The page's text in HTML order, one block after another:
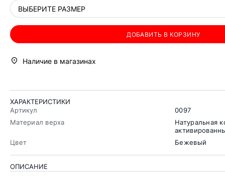
ВЫБЕРИТЕ РАЗМЕР
ДОБАВИТЬ В КОРЗИНУ
Наличие в магазинах
ХАРАКТЕРИСТИКИ
Артикул
0097
Материал верха
Натуральная
Цвет
Бежевый
ОПИСАНИЕ